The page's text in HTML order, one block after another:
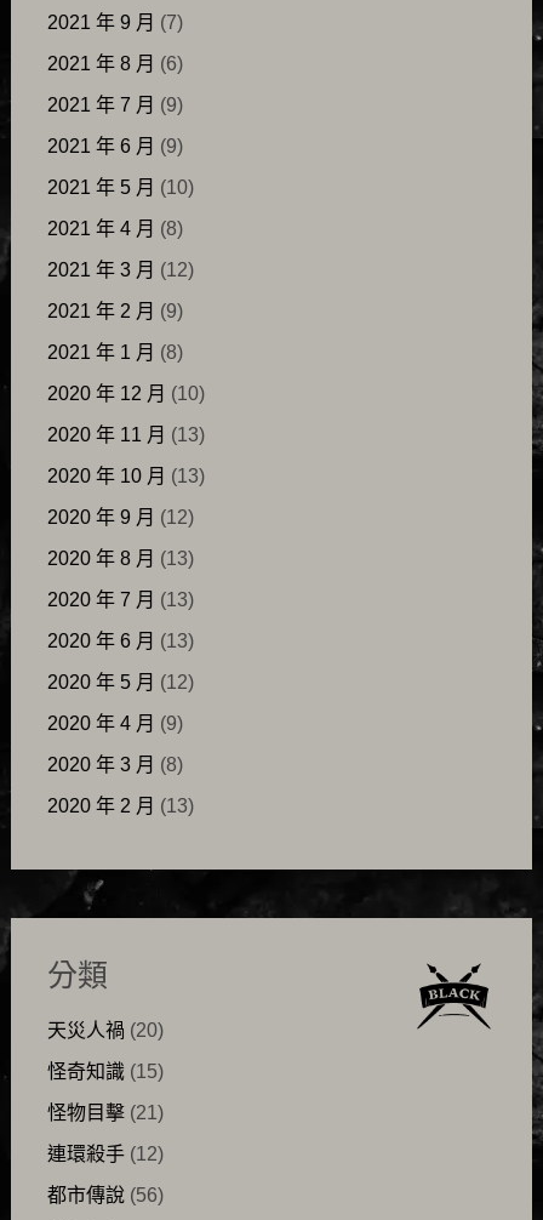
2021 年 9 月 (7)
2021 年 8 月 (6)
2021 年 7 月 (9)
2021 年 6 月 (9)
2021 年 5 月 (10)
2021 年 4 月 (8)
2021 年 3 月 (12)
2021 年 2 月 (9)
2021 年 1 月 (8)
2020 年 12 月 (10)
2020 年 11 月 (13)
2020 年 10 月 (13)
2020 年 9 月 (12)
2020 年 8 月 (13)
2020 年 7 月 (13)
2020 年 6 月 (13)
2020 年 5 月 (12)
2020 年 4 月 (9)
2020 年 3 月 (8)
2020 年 2 月 (13)
分類
天災人禍 (20)
怪奇知識(15)
怪物目擊(21)
連環殺手(12)
都市傳說(56)